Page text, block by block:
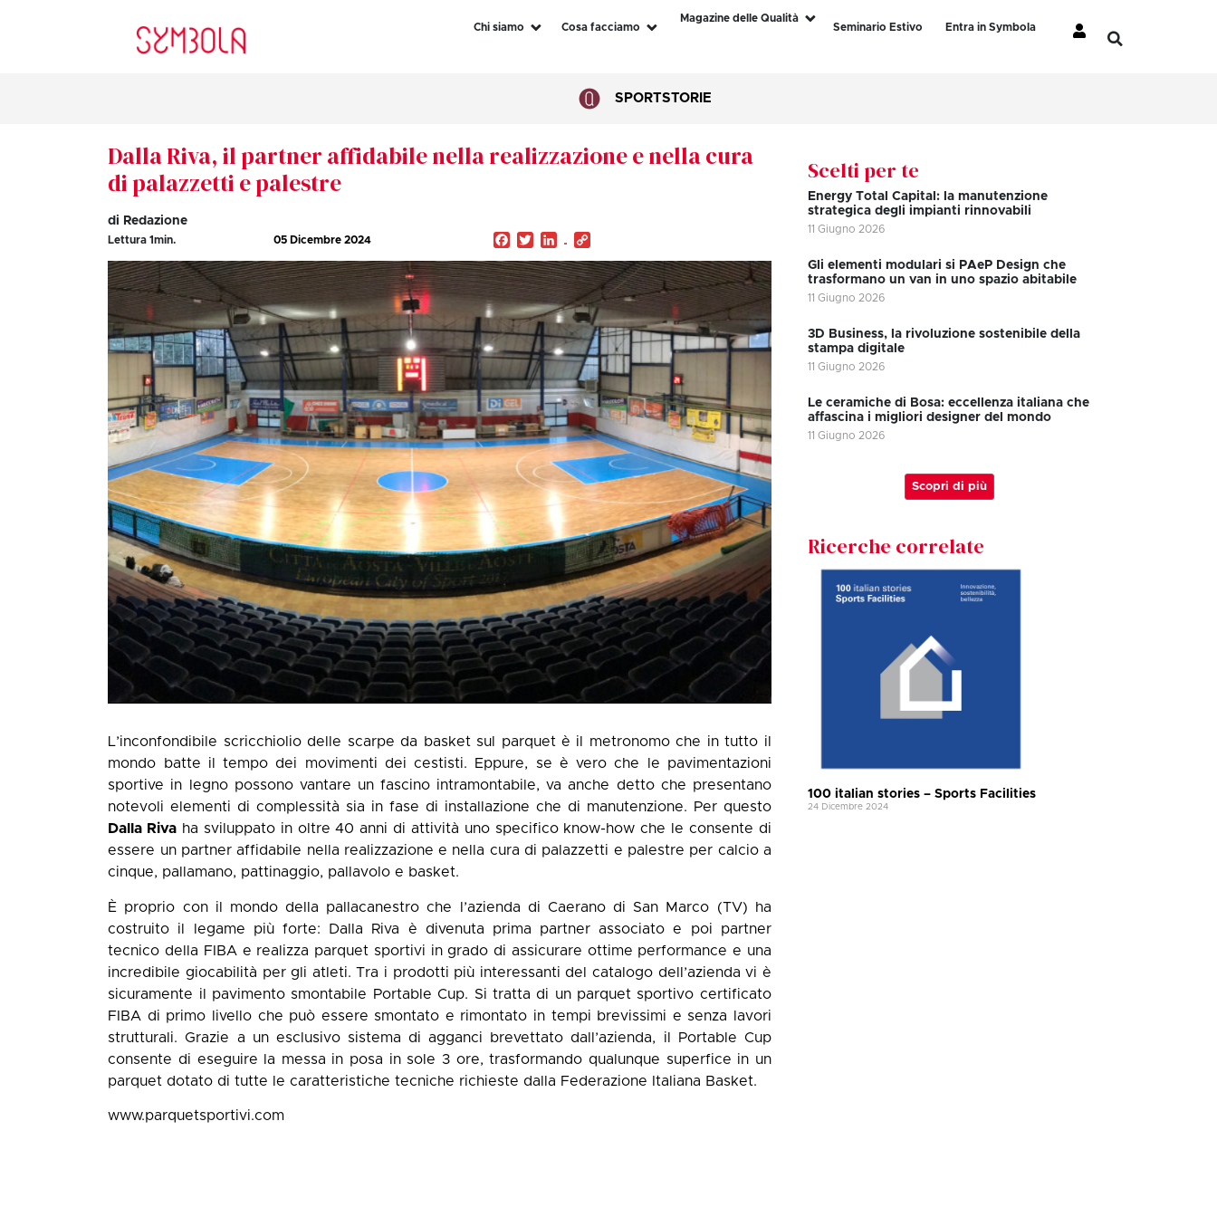
Chi siamo Cosa facciamo
Magazine delle Qualità
Seminario Estivo
Entra in Symbola
SPORTSTORIE
Dalla Riva, il partner affidabile nella realizzazione e nella cura
di palazzetti e palestre
di Redazione
Lettura1min. 05 Dicembre 2024 Facebook
TwitterLinkedIn
L’inconfondibile scricchiolio delle scarpe da basket sul parquet è il metronomo che in tutto il
mondo batte il tempo dei movimenti dei cestisti. Eppure, se è vero che le pavimentazioni
sportive in legno possono vantare un fascino intramontabile, va anche detto che presentano
notevoli elementi di complessità sia in fase di installazione che di manutenzione. Per questo
Dalla Riva ha sviluppato in oltre 40 anni di attività uno specifico know-how che le consente di
essere un partner affidabile nella realizzazione e nella cura di palazzetti e palestre per calcio a
cinque, pallamano, pattinaggio, pallavolo e basket.
È proprio con il mondo della pallacanestro che l’azienda di Caerano di San Marco (TV) ha
costruito il legame più forte: Dalla Riva è divenuta prima partner associato e poi partner
tecnico della FIBA e realizza parquet sportivi in grado di assicurare ottime performance e una
incredibile giocabilità per gli atleti. Tra i prodotti più interessanti del catalogo dell’azienda vi è
sicuramente il pavimento smontabile Portable Cup. Si tratta di un parquet sportivo certificato
FIBA di primo livello che può essere smontato e rimontato in tempi brevissimi e senza lavori
strutturali. Grazie a un esclusivo sistema di agganci brevettato dall’azienda, il Portable Cup
consente di eseguire la messa in posa in sole 3 ore, trasformando qualunque superfice in un
parquet dotato di tutte le caratteristiche tecniche richieste dalla Federazione Italiana Basket.
www.parquetsportivi.com
Scelti per te
Energy Total Capital: la manutenzione
strategica degli impianti rinnovabili
11 Giugno 2026
Gli elementi modulari si PAeP Design che
trasformano un van in uno spazio abitabile
11 Giugno 2026
3D Business, la rivoluzione sostenibile della
stampa digitale
11 Giugno 2026
Le ceramiche di Bosa: eccellenza italiana che
affascina i migliori designer del mondo
11 Giugno 2026
Scopri di più
Ricerche correlate
100 italian stories – Sports Facilities
24 Dicembre 2024